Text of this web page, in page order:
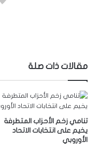
مقالات ذات صلة
تنامي زخم الأحزاب المتطرفة
يخيم على انتخابات الاتحاد
الأوروبي